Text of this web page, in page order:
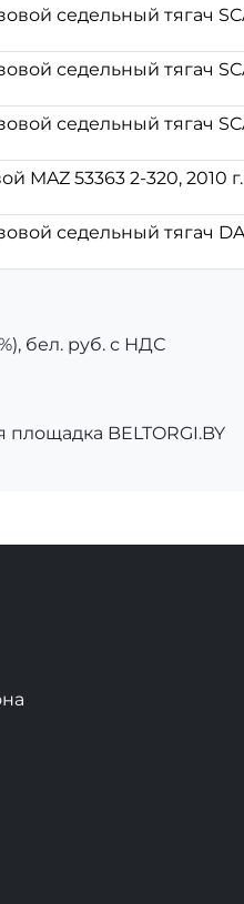
седельный тягач
седельный тягач
седельный тягач
MAZ 53363 2-320, 2010
седельный тягач
бел. руб. с НДС
BELTORGI.BY